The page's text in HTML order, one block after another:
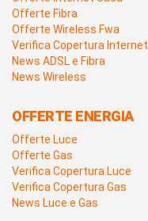
Offerte Fibra
Offerte Wireless Fwa
Verifica Copertura Internet
News ADSL e Fibra
News Wireless
OFFERTE ENERGIA
Offerte Luce
Offerte Gas
Verifica Copertura Luce
Verifica Copertura Gas
News Luce e Gas